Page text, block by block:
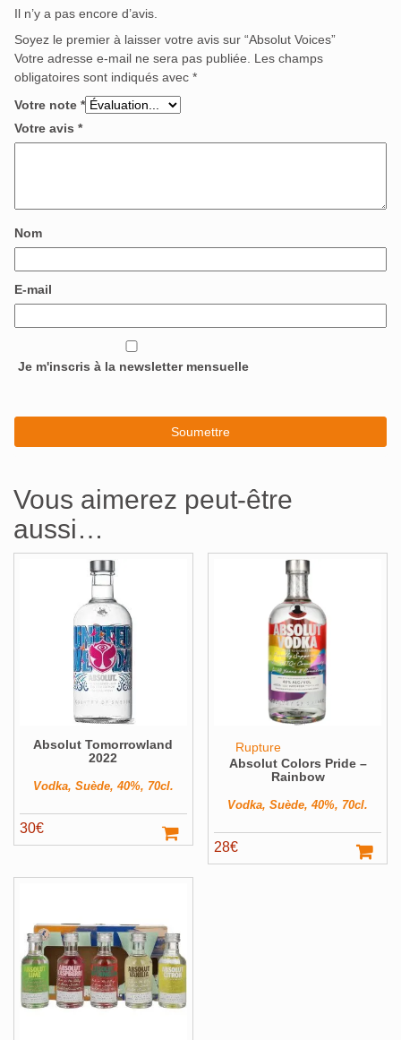
Il n’y a pas encore d’avis.
Soyez le premier à laisser votre avis sur “Absolut Voices”
Votre adresse e-mail ne sera pas publiée.
Les champs
obligatoires sont indiqués avec *
Votre note *
Votre avis *
Nom
E-mail
Je m'inscris à la newsletter mensuelle
Vous aimerez peut-être
aussi…
Absolut Tomorrowland
2022
Vodka, Suède, 40%, 70cl.
30€
Rupture
Absolut Colors Pride –
Rainbow
Vodka, Suède, 40%, 70cl.
28€